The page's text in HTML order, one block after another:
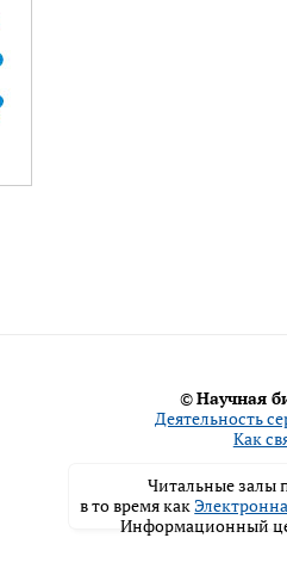
©Научная
Деятельность
Как
Читальные залы
в то время как
Информационный